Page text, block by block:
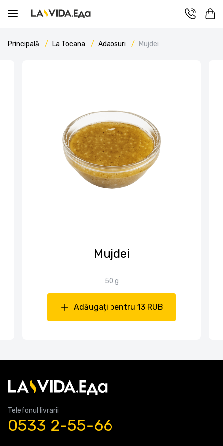
Principală La Tocana Adaosuri Mujdei
Mujdei
50 g
Adăugați pentru 13 RUB
Telefonul livrarii
0533 2-55-66